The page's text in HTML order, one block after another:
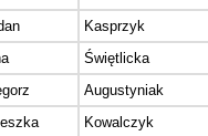
Kasprzyk
Świętlicka
Augustyniak
Kowalczyk